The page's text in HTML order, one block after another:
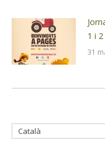
1 i
31
Català